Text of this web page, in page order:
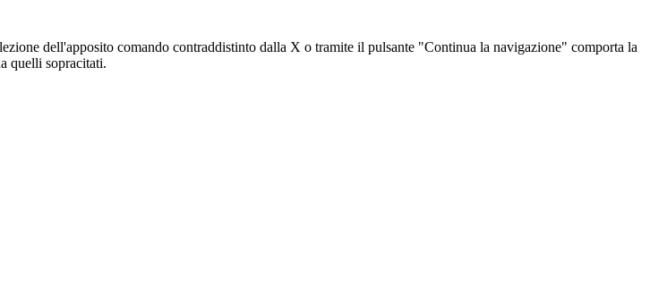
dell'apposito comando contraddistinto dalla X o tramite il pulsante "Continua la navigazione" comporta la
quelli sopracitati.